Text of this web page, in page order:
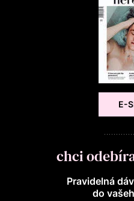
E-
chci
Pravidelná
do